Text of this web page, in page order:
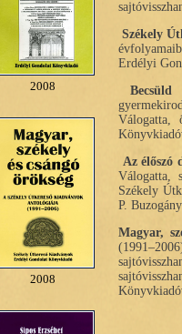
2008
2008
Székely
Erdélyi
Válogatta,
Az élőszó
Válogatta,
Székely
P.
Magyar,